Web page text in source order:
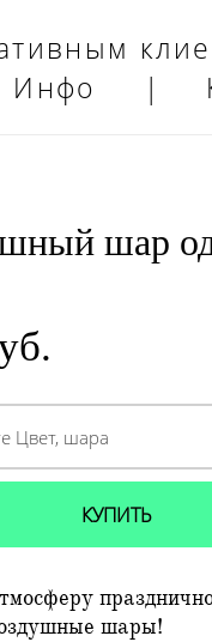
Инфо
|
шар
Цвет, шара
КУПИТЬ
шары!